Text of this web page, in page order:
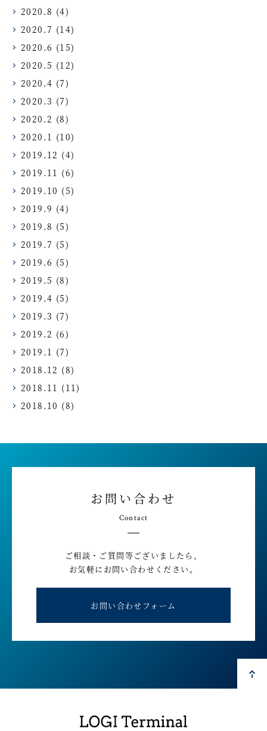
2020.8 (4)
2020.7 (14)
2020.6 (15)
2020.5 (12)
2020.4 (7)
2020.3 (7)
2020.2 (8)
2020.1 (10)
2019.12 (4)
2019.11 (6)
2019.10 (5)
2019.9 (4)
2019.8 (5)
2019.7 (5)
2019.6 (5)
2019.5 (8)
2019.4 (5)
2019.3 (7)
2019.2 (6)
2019.1 (7)
2018.12 (8)
2018.11 (11)
2018.10 (8)
お問い合わせ
Contact
ご相談・ご質問等ございましたら、
お気軽にお問い合わせください。
お問い合わせフォーム